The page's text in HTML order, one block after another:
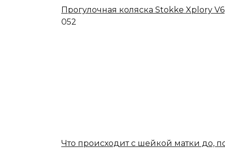
Прогулочная коляска Stokke Xplory V6
052
Что происходит с шейкой матки до,